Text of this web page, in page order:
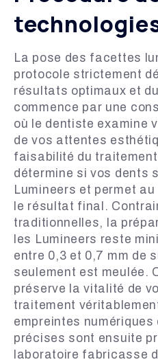
La pose des facettes
protocole strictement
résultats optimaux et
commence par une
où le dentiste examine
de vos attentes
faisabilité du
détermine si vos dents
Lumineers et permet
le résultat final.
traditionnelles, la
les Lumineers reste
entre 0,3 et 0,7 mm de
seulement est meulée.
préserve la vitalité de
traitement
empreintes
précises sont ensuite
laboratoire fabricasse